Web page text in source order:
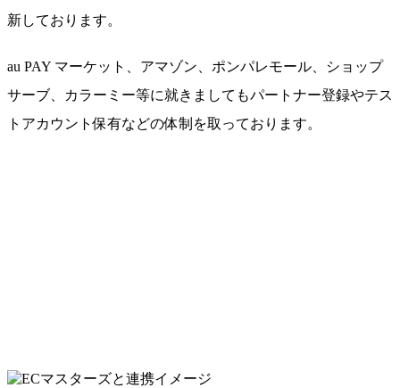
新しております。
au PAY マーケット、アマゾン、ポンパレモール、ショップ
サーブ、カラーミー等に就きましてもパートナー登録やテス
トアカウント保有などの体制を取っております。